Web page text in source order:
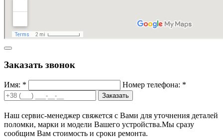
Заказать звонок
Имя: * Номер телефона: *
Заказать
Наш сервис-менеджер свяжется с Вами для уточнения деталей
поломки, марки и модели Вашего устройства.Мы сразу
сообщим Вам стоимость и сроки ремонта.